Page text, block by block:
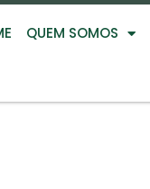
QUEM SOMOS